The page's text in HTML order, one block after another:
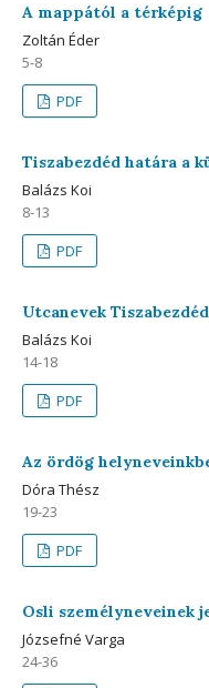
A mappától a térképig
Zoltán Éder
5-8
PDF
Tiszabezdéd határa a
Balázs Koi
8-13
PDF
Utcanevek
Balázs Koi
14-18
PDF
Az ördög
Dóra Thész
19-23
PDF
Osli személyneveinek
Józsefné Varga
24-36